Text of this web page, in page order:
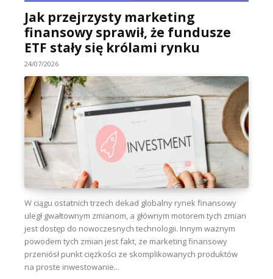
Jak przejrzysty marketing
finansowy sprawił, że fundusze
ETF stały się królami rynku
24/07/2026
W ciągu ostatnich trzech dekad globalny rynek finansowy
uległ gwałtownym zmianom, a głównym motorem tych zmian
jest dostęp do nowoczesnych technologii. Innym ważnym
powodem tych zmian jest fakt, że marketing finansowy
przeniósł punkt ciężkości ze skomplikowanych produktów
na proste inwestowanie...